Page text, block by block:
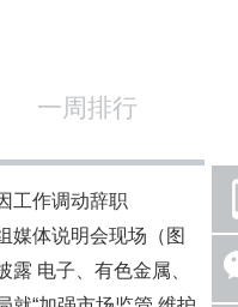
一周排行
工作调动辞职
媒体说明会现场（图
露 电子、有色金属、